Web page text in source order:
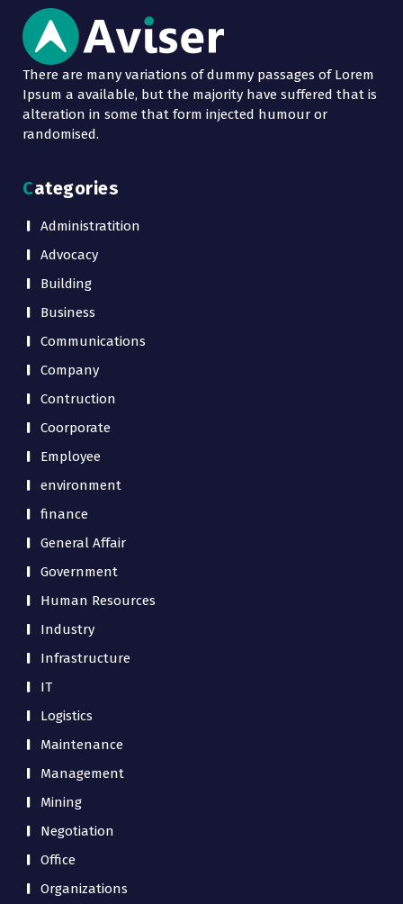
There are many variations of dummy passages of Lorem
Ipsum a available, but the majority have suffered that is
alteration in some that form injected humour or
randomised.
Categories
Administratition
Advocacy
Building
Business
Communications
Company
Contruction
Coorporate
Employee
environment
finance
General Affair
Government
Human Resources
Industry
Infrastructure
IT
Logistics
Maintenance
Management
Mining
Negotiation
Office
Organizations